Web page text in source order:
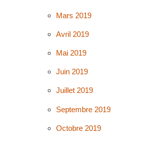
Mars 2019
Avril 2019
Mai 2019
Juin 2019
Juillet 2019
Septembre 2019
Octobre 2019